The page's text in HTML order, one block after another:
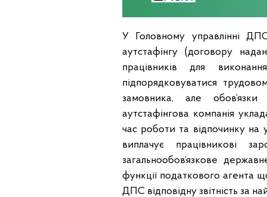
У Головному управлінні
аутстафiнгу (договору
працiвникiв для
пiдпорядковуватися
замовника, але
аутстафiнгова компанiя
час роботи та вiдпочинку на
виплачує працiвниковi
загальнообов’язкове
функції податкового агента
ДПС відповідну звітність за